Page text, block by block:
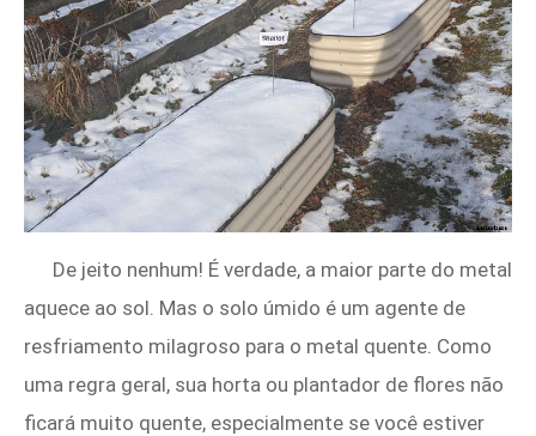
De jeito nenhum! É verdade, a maior parte do metal
aquece ao sol. Mas o solo úmido é um agente de
resfriamento milagroso para o metal quente. Como
uma regra geral, sua horta ou plantador de flores não
ficará muito quente, especialmente se você estiver